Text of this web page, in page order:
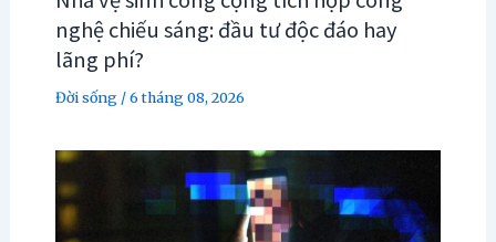
nghệ chiếu sáng: đầu tư độc đáo hay
lãng phí?
Đời sống/6 tháng 08, 2026